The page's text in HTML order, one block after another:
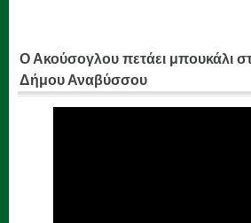
Ο Ακούσογλου πετάει μπουκάλι
Δήμου Αναβύσσου